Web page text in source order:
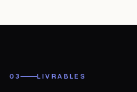
03 LIVRABLES